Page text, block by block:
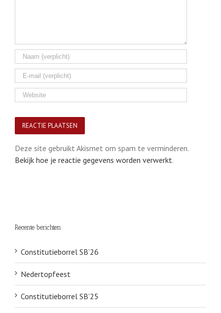
Deze site gebruikt Akismet om spam te verminderen.
Bekijk hoe je reactie gegevens worden verwerkt.
Recente berichten
Constitutieborrel SB’26
Nedertopfeest
Constitutieborrel SB’25